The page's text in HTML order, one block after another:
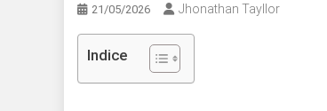
21/05/2026 Jhonathan Tayllor
Indice